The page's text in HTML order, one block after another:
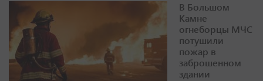
В Большом
Камне
огнеборцы МЧС
потушили
пожар в
заброшенном
здании